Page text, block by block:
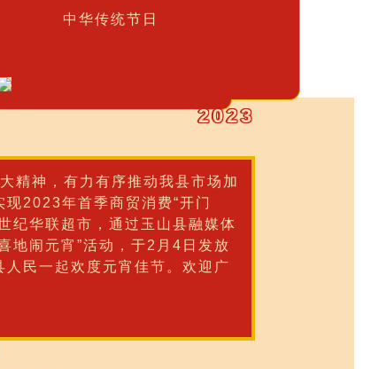
中华传统节日
2023
精神，有力有序推动我县市场加
2023年首季商贸消费“开门
纪华联超市，通过玉山县融媒体
地闹元宵”活动，于2月4日发放
民一起欢度元宵佳节。欢迎广